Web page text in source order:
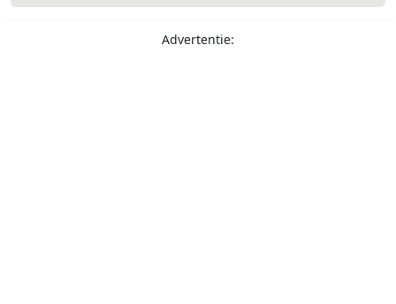
Advertentie: